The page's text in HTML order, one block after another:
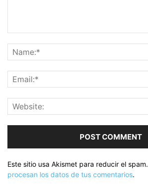
Este sitio usa Akismet para reducir el spam.
procesan los datos de tus comentarios.